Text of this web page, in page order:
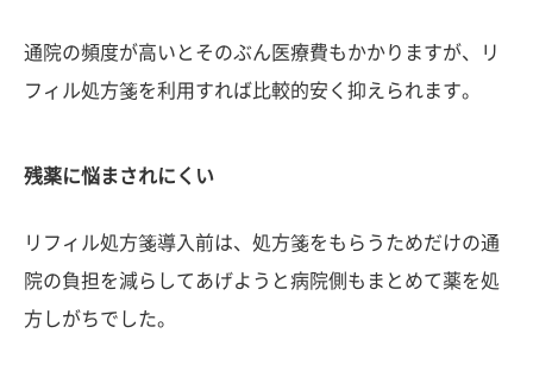
通院の頻度が高いとそのぶん医療費もかかりますが、リ
フィル処方箋を利用すれば比較的安く抑えられます。
残薬に悩まされにくい
リフィル処方箋導入前は、処方箋をもらうためだけの通
院の負担を減らしてあげようと病院側もまとめて薬を処
方しがちでした。